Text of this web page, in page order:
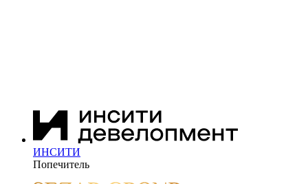
ИНСИТИ
Попечитель